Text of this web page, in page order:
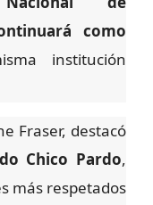
como
institución
Fraser, destacó
Chico Pardo,
más respetados